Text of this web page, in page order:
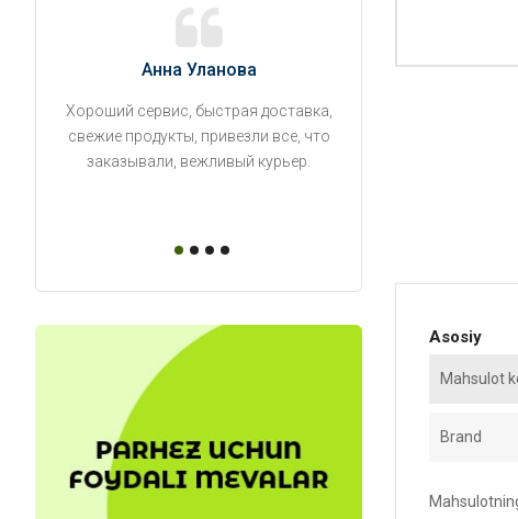
Анна Уланова
Хороший сервис, быстрая доставка,
свежие продукты, привезли все, что
заказывали, вежливый курьер.
Александр
время. Занесли на 5
Asosiy
Mahsulot
Brand